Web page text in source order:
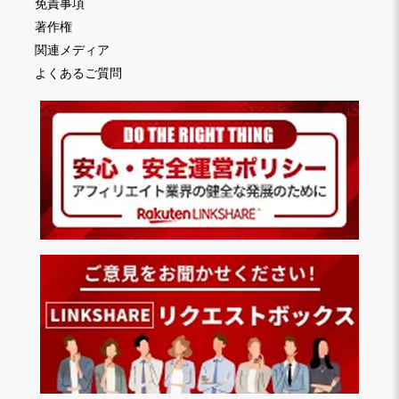
免責事項
著作権
関連メディア
よくあるご質問